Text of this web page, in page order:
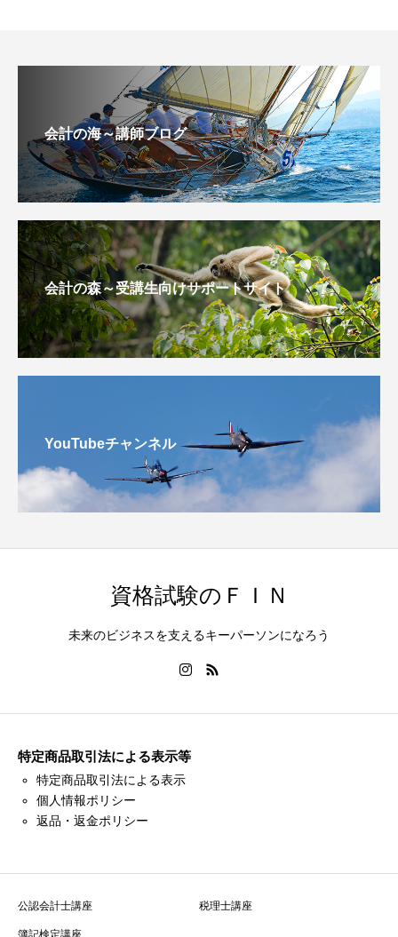
会計の海～講師ブログ
会計の森～受講生向けサポートサイト
YouTubeチャンネル
資格試験のＦＩＮ
未来のビジネスを支えるキーパーソンになろう
特定商品取引法による表示等
特定商品取引法による表示
個人情報ポリシー
返品・返金ポリシー
公認会計士講座 税理士講座
簿記検定講座